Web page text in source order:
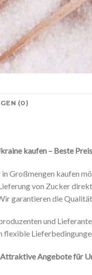
(0)
kaufen – Beste
Großmengen kaufen
von Zucker
garantieren die
und
Angebote für